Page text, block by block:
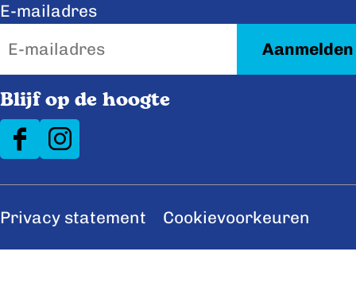
E-mailadres
Blijf op de hoogte
F
e
b
I
t
a
Privacy statement Cookievoorkeuren